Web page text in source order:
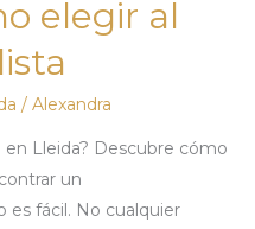
elegir al
/ Alexandra
Lleida? Descubre cómo
un
es fácil. No cualquier